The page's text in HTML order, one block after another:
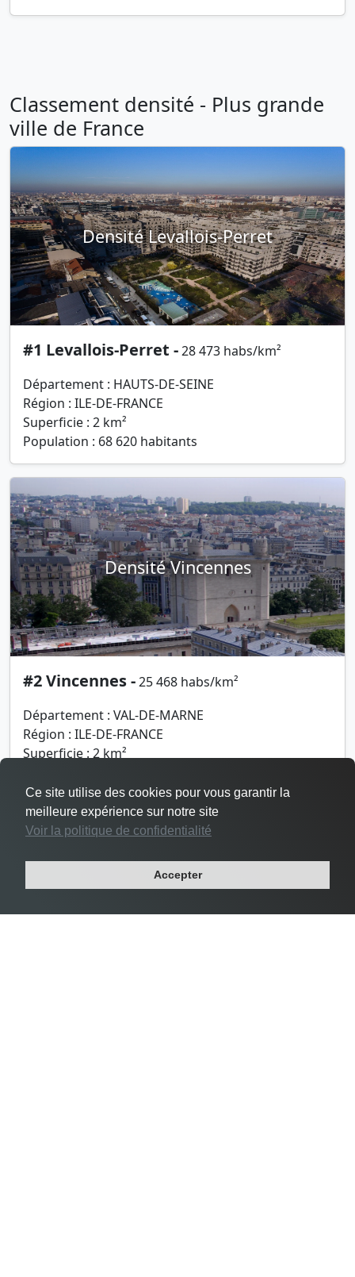
Classement densité - Plus grande
ville de France
Densité Levallois-Perret
#1 Levallois-Perret -28 473 habs/km²
Département : HAUTS-DE-SEINE
Région : ILE-DE-FRANCE
Superficie : 2 km²
Population : 68 620 habitants
Densité Vincennes
#2 Vincennes -25 468 habs/km²
Département : VAL-DE-MARNE
Région : ILE-DE-FRANCE
Superficie : 2 km²
Ce site utilise des cookies pour vous garantir la
meilleure expérience sur notre site
Voir la politique de confidentialité
Accepter